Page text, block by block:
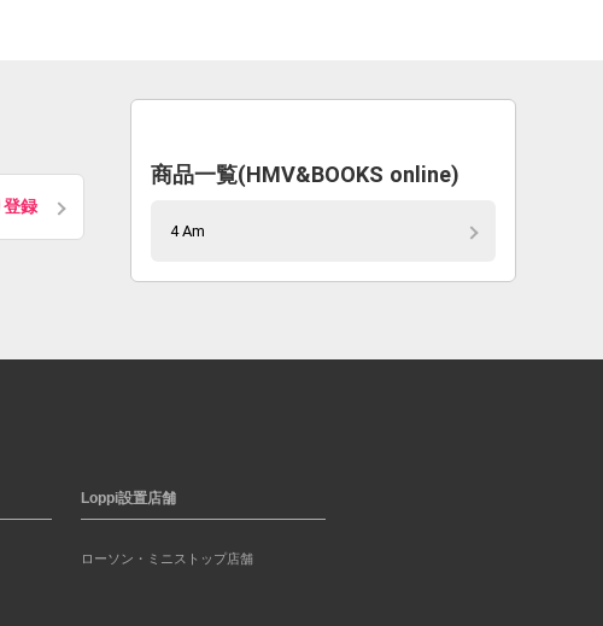
登録
商品一覧(HMV&BOOKS online)
4 Am
Loppi設置店舗
ローソン・ミニストップ店舗